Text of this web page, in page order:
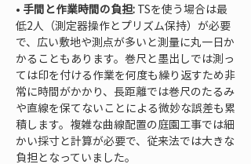
• 手間と作業時間の負担: TSを使う場合は最
低2人（測定器操作とプリズム保持）が必要
で、広い敷地や測点が多いと測量に丸一日か
かることもあります。巻尺と墨出しでは測っ
ては印を付ける作業を何度も繰り返すため非
常に時間がかかり、長距離では巻尺のたるみ
や直線を保てないことによる微妙な誤差も累
積します。複雑な曲線配置の庭園工事では細
かい採寸と計算が必要で、従来法では大きな
負担となっていました。